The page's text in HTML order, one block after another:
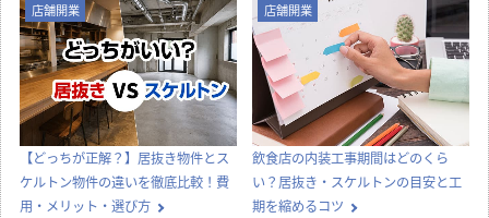
店舗開業
【どっちが正解？】居抜き物件とス
ケルトン物件の違いを徹底比較！費
用・メリット・選び方
店舗開業
飲食店の内装工事期間はどのくら
い？居抜き・スケルトンの目安と工
期を縮めるコツ